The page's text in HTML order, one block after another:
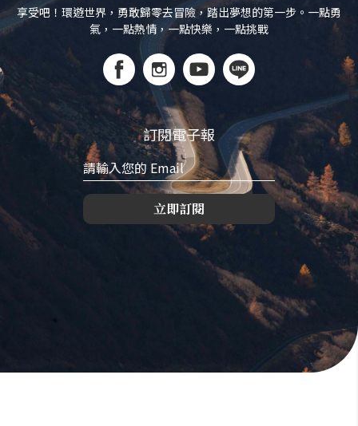
享受吧！環遊世界，勇敢歸零去冒險，踏出夢想的第一步。一點勇
氣，一點熱情，一點快樂，一點挑戰
訂閱電子報
立即訂閱